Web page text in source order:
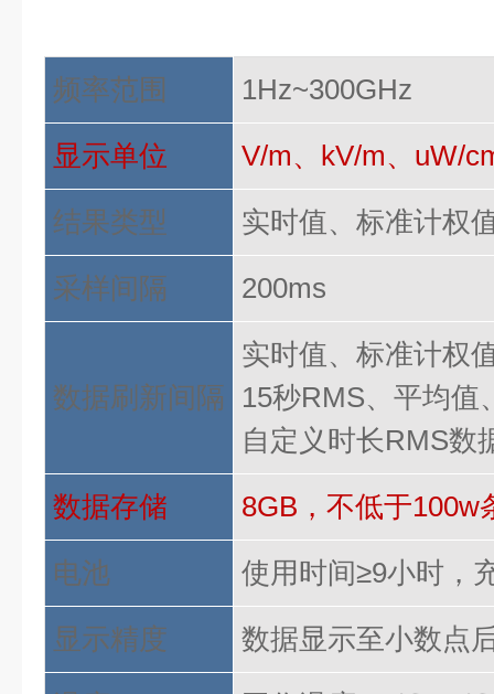
频率范围
1Hz~300GHz
显示单位
V/m、kV/m、uW/
结果类型
实时值、标准计权
采样间隔
200ms
数据刷新间隔
实时值、标准计权
15秒RMS、平均值
自定义时长RMS数
数据存储
8GB，不低于100w
电池
使用时间≥9小时，
显示精度
数据显示至小数点